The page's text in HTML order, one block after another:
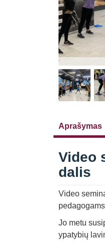
Aprašymas
Video
dalis
Video
Jo metu
ypatybių